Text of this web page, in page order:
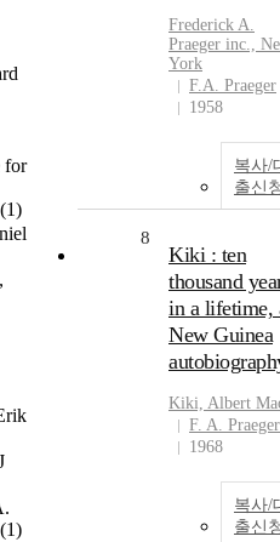
for
(1)
(1)
Frederick A.
Praeger inc.,
York
F.A. Praeger
1958
복사/
출신
8
Kiki : ten
thousand
in a lifetime,
New Guinea
Kiki, Albert
F. A. Praeger
1968
복사/
출신